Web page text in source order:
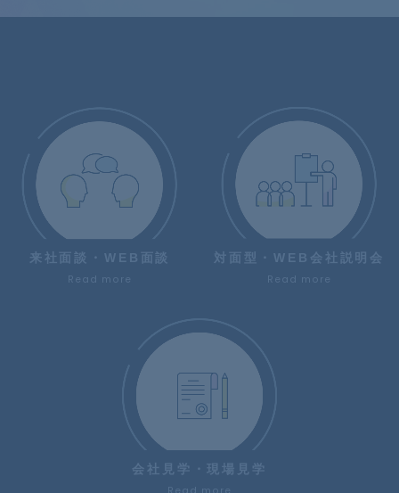
来社面談・WEB面談
Read more
対面型・WEB会社説明会
Read more
会社見学・現場見学